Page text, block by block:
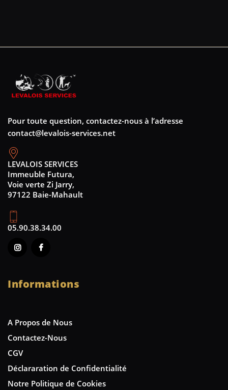
Pour toute question, contactez-nous à l’adresse
contact@levalois-services.net
LEVALOIS SERVICES
Immeuble Futura,
Voie verte Zi Jarry,
97122 Baie-Mahault
05.90.38.34.00
Informations
A Propos de Nous
Contactez-Nous
CGV
Déclararation de Confidentialité
Notre Politique de Cookies